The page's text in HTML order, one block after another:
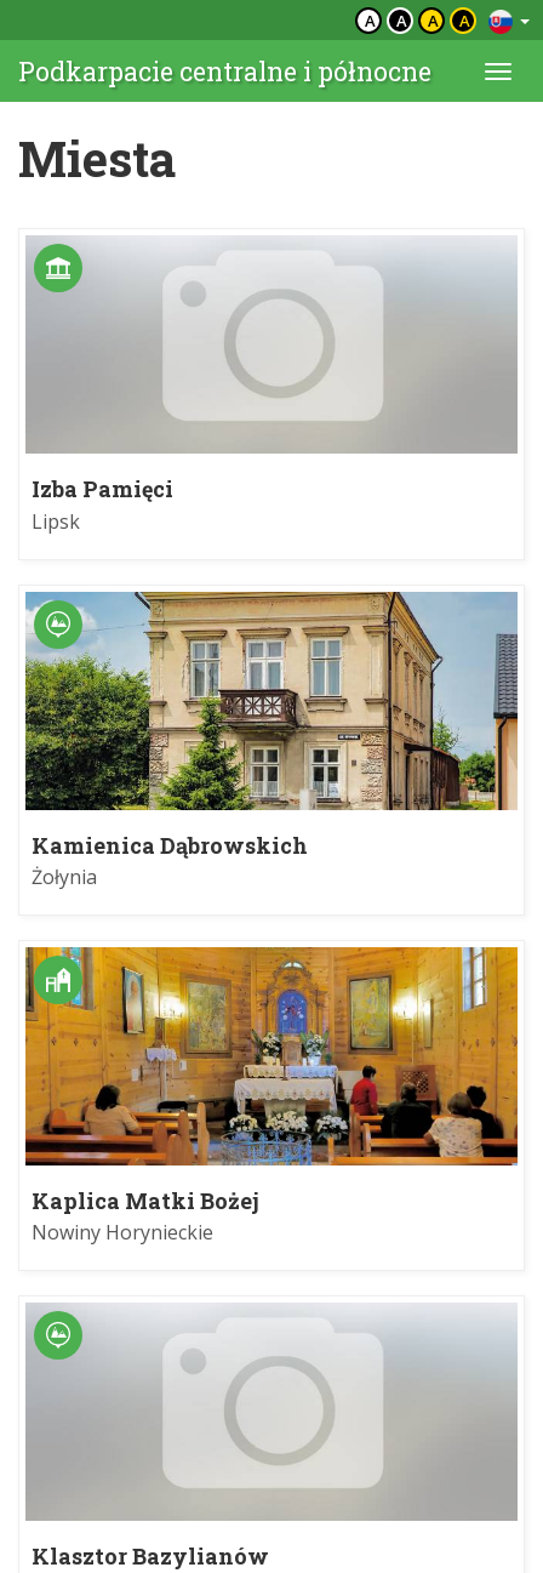
A A A A
Podkarpacie centralne i północne
Miesta
Izba Pamięci
Lipsk
Kamienica Dąbrowskich
Żołynia
Kaplica Matki Bożej
Nowiny Horynieckie
Klasztor Bazylianów